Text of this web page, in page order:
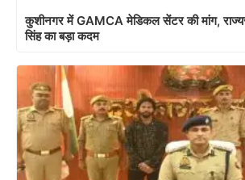
कुशीनगर में GAMCA मेडिकल सेंटर की मांग,
सिंह का बड़ा कदम